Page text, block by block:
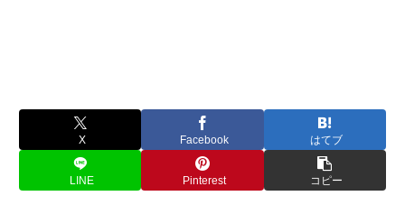
X Facebook はてブ
LINE Pinterest コピー